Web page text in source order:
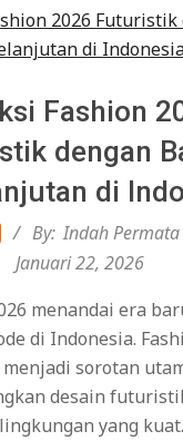
Fashion
dengan
di
By: Indah Permata
Januari 22, 2026
menandai era
di Indonesia.
sorotan
desain
yang